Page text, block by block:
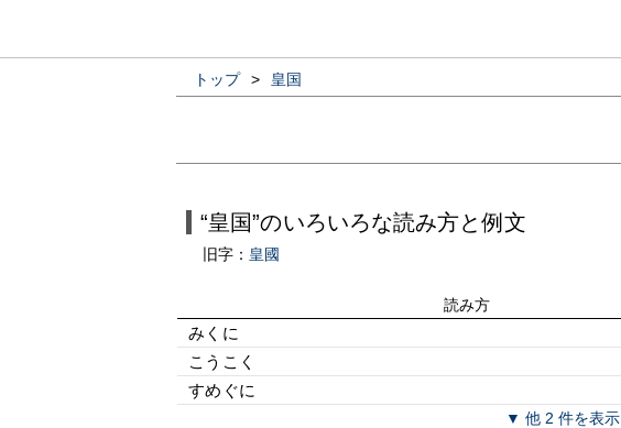
トップ > 皇国
“皇国”のいろいろな読み方と例文
旧字： 皇國
読み方
みくに
こうこく
すめぐに
▼ 他 2 件を表示